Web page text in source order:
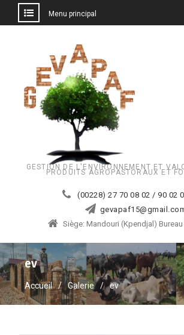
Menu principal
GESTION DE L'ENVIRONNEMENT ET
PRODUITS AGROPASTORAUX ET
(00228) 27 70 08 02 / 90 02
Siège: Mandouri (Kpendjal)
ev
Accueil Galerie ev